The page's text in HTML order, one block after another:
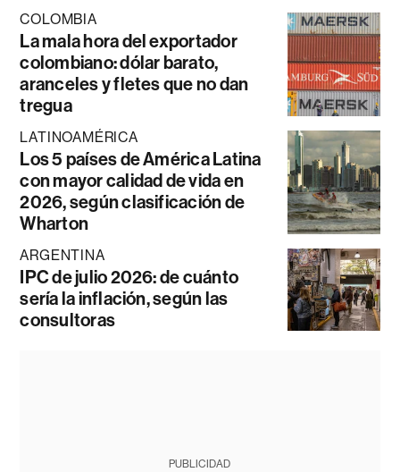
COLOMBIA
La mala hora del exportador
colombiano: dólar barato,
aranceles y fletes que no dan
tregua
LATINOAMÉRICA
Los 5 países de América Latina
con mayor calidad de vida en
2026, según clasificación de
Wharton
ARGENTINA
IPC de julio 2026: de cuánto
sería la inflación, según las
consultoras
PUBLICIDAD